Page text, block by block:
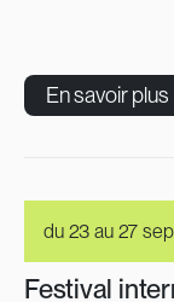
En savoir plus
du 23 au 27
Festival